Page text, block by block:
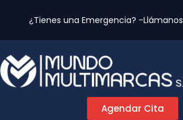
¿Tienes una Emergencia? -Llámanos
Agendar Cita